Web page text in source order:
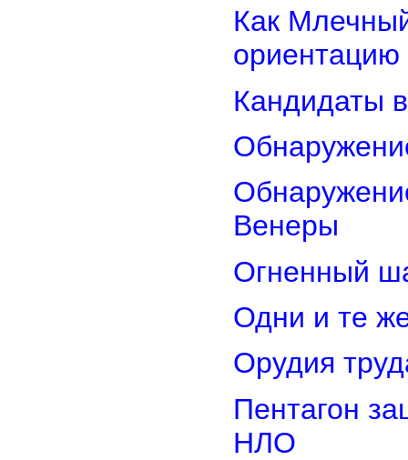
Как
ориентацию
Кандидаты
Венеры
Огненный
Одни и те
Орудия
Пентагон
НЛО